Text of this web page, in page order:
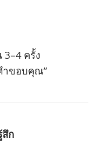
ครั้ง
ำขอบคุณ”
ก